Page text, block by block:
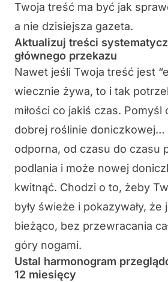
Twoja treść ma być jak
a nie dzisiejsza gazeta.
Aktualizuj treści
głównego przekazu
Nawet jeśli Twoja treść jest
wiecznie żywa, to i tak
miłości co jakiś czas. Pomyśl
dobrej roślinie doniczkowej…
odporna, od czasu do czasu
podlania i może nowej
kwitnąć. Chodzi o to, żeby
były świeże i pokazywały, że
bieżąco, bez przewracania
góry nogami.
Ustal harmonogram
12 miesięcy